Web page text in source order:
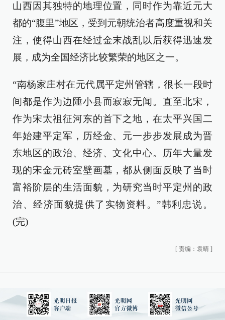
山西因其独特的地理位置，同时作为靠近元大
都的“腹里”地区，受到元朝统治者高度重视和关
注，使得山西在经过金末战乱以后获得迅速发
展，成为全国经济比较繁荣的地区之一。
“南杨家庄村在元代属平定州管辖，很长一段时
间都是作为边陲小县而寂寂无闻。直至北宋，
作为宋太祖征河东的首下之地，在太平兴国二
年始建平定军，历经金、元一步步发展成为晋
东地区的政治、经济、文化中心。历年大量发
现的宋金元砖室壁画墓，都从侧面反映了当时
富裕阶层的生活面貌，为研究当时平定州的政
治、经济面貌提供了实物资料。”韩利忠说。
(完)
[ 责编：袁晴 ]